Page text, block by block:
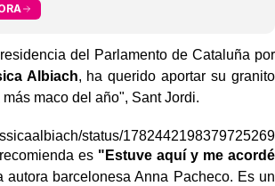
del Parlamento de Cataluña por
Albiach, ha querido aportar su granito
maco del año", Sant Jordi.
status/1782442198379725269
es"Estuve aquí y me acordé
autora barcelonesa Anna Pacheco. Es un